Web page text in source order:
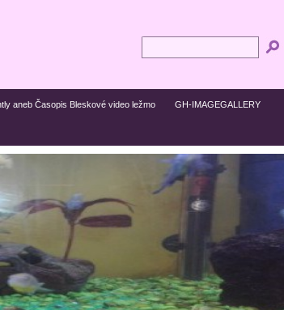
aneb Časopis Bleskové video ležmo GH-IMAGEGALLERY